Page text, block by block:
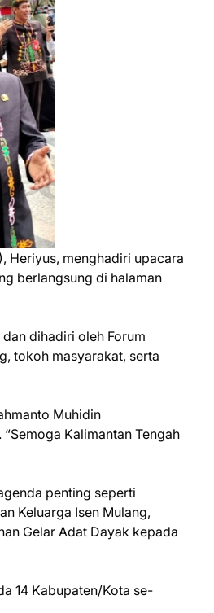
Heriyus, menghadiri upacara
berlangsung di halaman
dihadiri oleh Forum
tokoh masyarakat, serta
Muhidin
Kalimantan Tengah
penting seperti
Keluarga Isen Mulang,
Gelar Adat Dayak kepada
14 Kabupaten/Kota se-